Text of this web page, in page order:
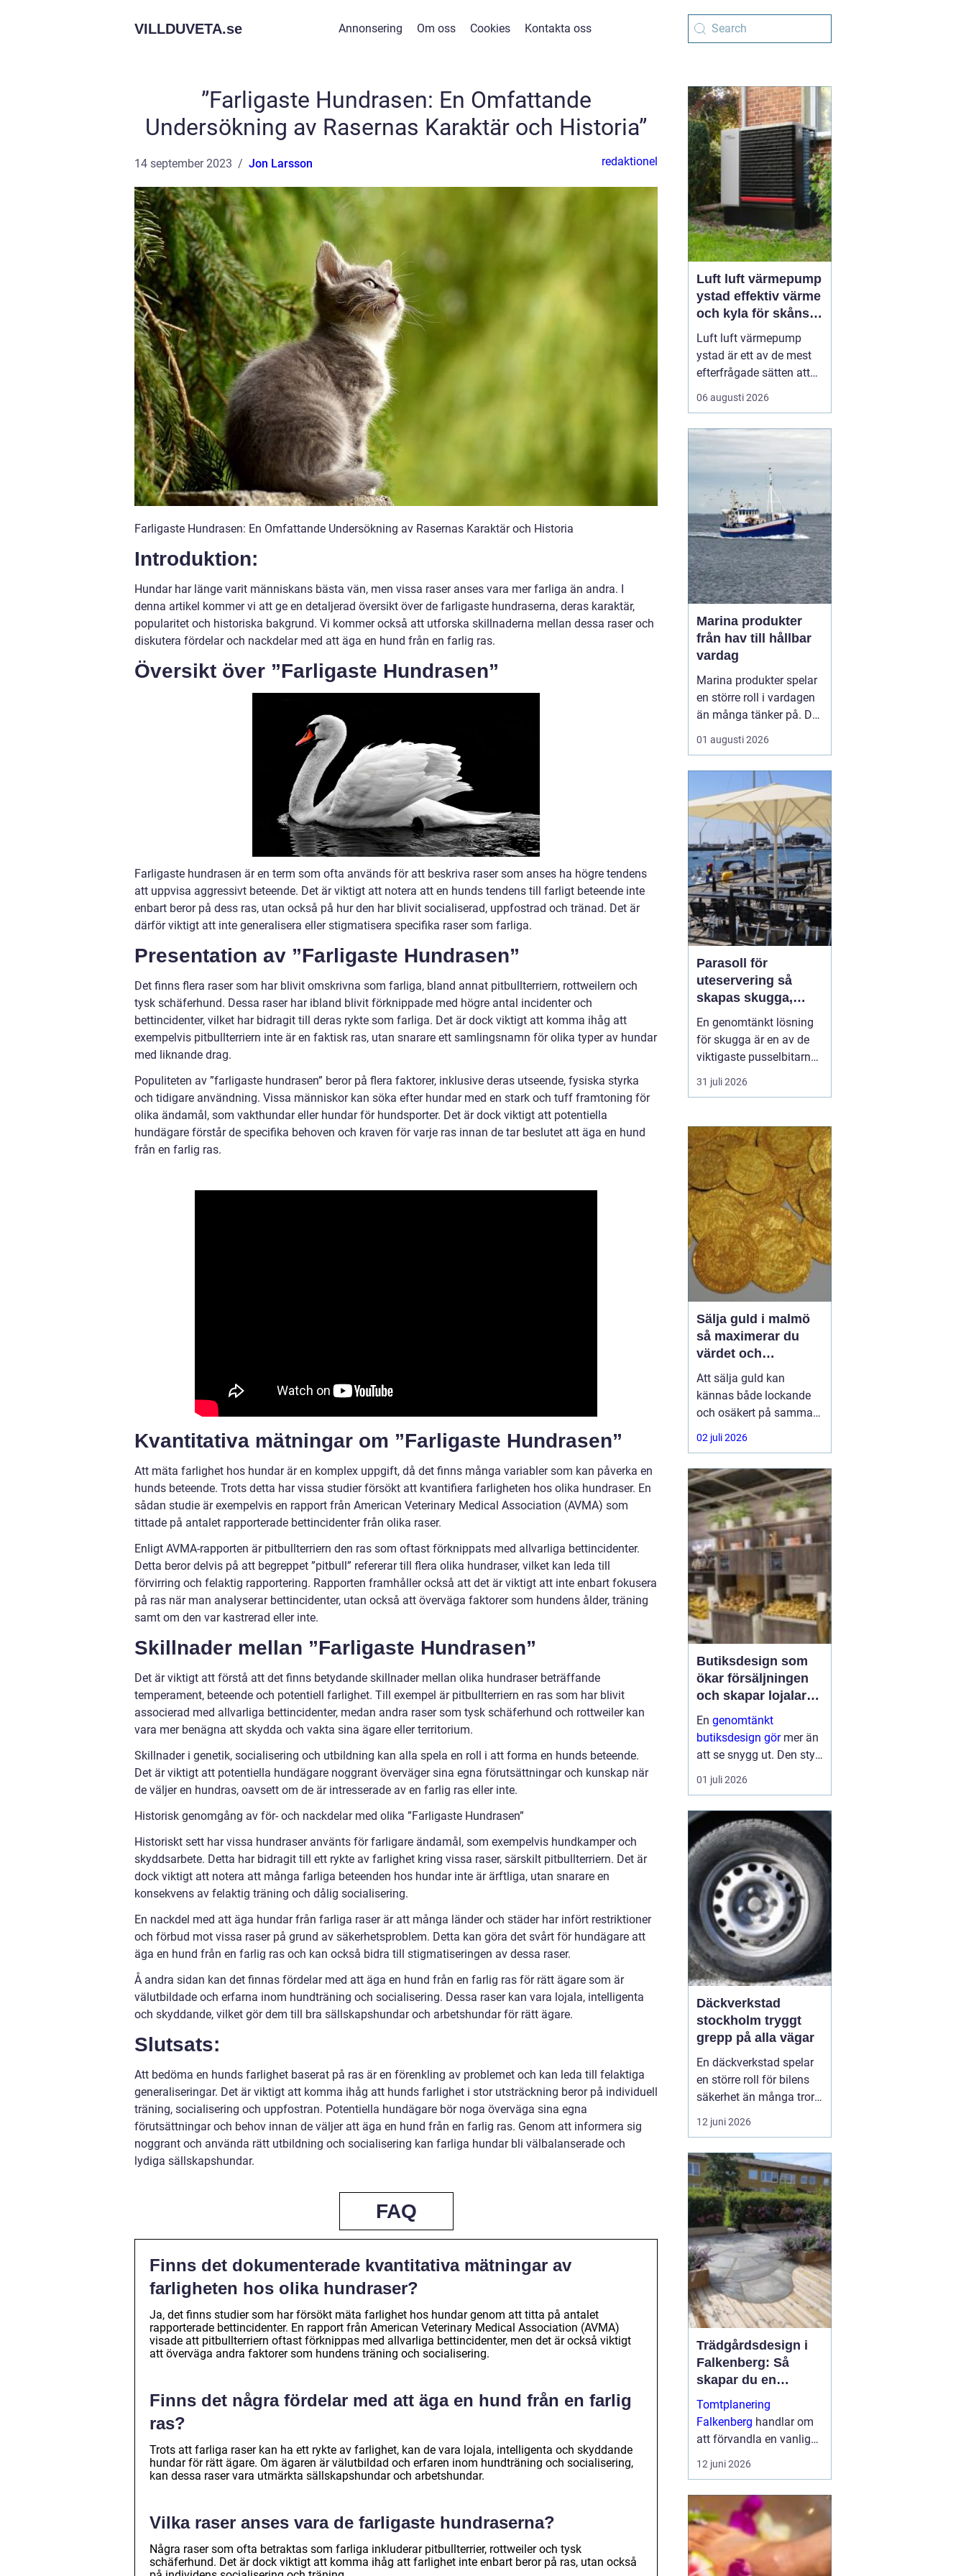
VILLDUVETA.se Annonsering Om oss Cookies Kontakta oss
”Farligaste Hundrasen: En Omfattande
Undersökning av Rasernas Karaktär och Historia”
14 september 2023 Jon Larsson redaktionel
Farligaste Hundrasen: En Omfattande Undersökning av Rasernas Karaktär och Historia
Introduktion:
Hundar har länge varit människans bästa vän, men vissa raser anses vara mer farliga än andra. I
denna artikel kommer vi att ge en detaljerad översikt över de farligaste hundraserna, deras karaktär,
popularitet och historiska bakgrund. Vi kommer också att utforska skillnaderna mellan dessa raser och
diskutera fördelar och nackdelar med att äga en hund från en farlig ras.
Översikt över ”Farligaste Hundrasen”
Farligaste hundrasen är en term som ofta används för att beskriva raser som anses ha högre tendens
att uppvisa aggressivt beteende. Det är viktigt att notera att en hunds tendens till farligt beteende inte
enbart beror på dess ras, utan också på hur den har blivit socialiserad, uppfostrad och tränad. Det är
därför viktigt att inte generalisera eller stigmatisera specifika raser som farliga.
Presentation av ”Farligaste Hundrasen”
Det finns flera raser som har blivit omskrivna som farliga, bland annat pitbullterriern, rottweilern och
tysk schäferhund. Dessa raser har ibland blivit förknippade med högre antal incidenter och
bettincidenter, vilket har bidragit till deras rykte som farliga. Det är dock viktigt att komma ihåg att
exempelvis pitbullterriern inte är en faktisk ras, utan snarare ett samlingsnamn för olika typer av hundar
med liknande drag.
Populiteten av ”farligaste hundrasen” beror på flera faktorer, inklusive deras utseende, fysiska styrka
och tidigare användning. Vissa människor kan söka efter hundar med en stark och tuff framtoning för
olika ändamål, som vakthundar eller hundar för hundsporter. Det är dock viktigt att potentiella
hundägare förstår de specifika behoven och kraven för varje ras innan de tar beslutet att äga en hund
från en farlig ras.
Kvantitativa mätningar om ”Farligaste Hundrasen”
Att mäta farlighet hos hundar är en komplex uppgift, då det finns många variabler som kan påverka en
hunds beteende. Trots detta har vissa studier försökt att kvantifiera farligheten hos olika hundraser. En
sådan studie är exempelvis en rapport från American Veterinary Medical Association (AVMA) som
tittade på antalet rapporterade bettincidenter från olika raser.
Enligt AVMA-rapporten är pitbullterriern den ras som oftast förknippats med allvarliga bettincidenter.
Detta beror delvis på att begreppet ”pitbull” refererar till flera olika hundraser, vilket kan leda till
förvirring och felaktig rapportering. Rapporten framhåller också att det är viktigt att inte enbart fokusera
på ras när man analyserar bettincidenter, utan också att överväga faktorer som hundens ålder, träning
samt om den var kastrerad eller inte.
Skillnader mellan ”Farligaste Hundrasen”
Det är viktigt att förstå att det finns betydande skillnader mellan olika hundraser beträffande
temperament, beteende och potentiell farlighet. Till exempel är pitbullterriern en ras som har blivit
associerad med allvarliga bettincidenter, medan andra raser som tysk schäferhund och rottweiler kan
vara mer benägna att skydda och vakta sina ägare eller territorium.
Skillnader i genetik, socialisering och utbildning kan alla spela en roll i att forma en hunds beteende.
Det är viktigt att potentiella hundägare noggrant överväger sina egna förutsättningar och kunskap när
de väljer en hundras, oavsett om de är intresserade av en farlig ras eller inte.
Historisk genomgång av för- och nackdelar med olika ”Farligaste Hundrasen”
Historiskt sett har vissa hundraser använts för farligare ändamål, som exempelvis hundkamper och
skyddsarbete. Detta har bidragit till ett rykte av farlighet kring vissa raser, särskilt pitbullterriern. Det är
dock viktigt att notera att många farliga beteenden hos hundar inte är ärftliga, utan snarare en
konsekvens av felaktig träning och dålig socialisering.
En nackdel med att äga hundar från farliga raser är att många länder och städer har infört restriktioner
och förbud mot vissa raser på grund av säkerhetsproblem. Detta kan göra det svårt för hundägare att
äga en hund från en farlig ras och kan också bidra till stigmatiseringen av dessa raser.
Å andra sidan kan det finnas fördelar med att äga en hund från en farlig ras för rätt ägare som är
välutbildade och erfarna inom hundträning och socialisering. Dessa raser kan vara lojala, intelligenta
och skyddande, vilket gör dem till bra sällskapshundar och arbetshundar för rätt ägare.
Slutsats:
Att bedöma en hunds farlighet baserat på ras är en förenkling av problemet och kan leda till felaktiga
generaliseringar. Det är viktigt att komma ihåg att hunds farlighet i stor utsträckning beror på individuell
träning, socialisering och uppfostran. Potentiella hundägare bör noga överväga sina egna
förutsättningar och behov innan de väljer att äga en hund från en farlig ras. Genom att informera sig
noggrant och använda rätt utbildning och socialisering kan farliga hundar bli välbalanserade och
lydiga sällskapshundar.
FAQ
Finns det dokumenterade kvantitativa mätningar av
farligheten hos olika hundraser?
Ja, det finns studier som har försökt mäta farlighet hos hundar genom att titta på antalet
rapporterade bettincidenter. En rapport från American Veterinary Medical Association (AVMA)
visade att pitbullterriern oftast förknippas med allvarliga bettincidenter, men det är också viktigt
att överväga andra faktorer som hundens träning och socialisering.
Finns det några fördelar med att äga en hund från en farlig
ras?
Trots att farliga raser kan ha ett rykte av farlighet, kan de vara lojala, intelligenta och skyddande
hundar för rätt ägare. Om ägaren är välutbildad och erfaren inom hundträning och socialisering,
kan dessa raser vara utmärkta sällskapshundar och arbetshundar.
Vilka raser anses vara de farligaste hundraserna?
Några raser som ofta betraktas som farliga inkluderar pitbullterrier, rottweiler och tysk
schäferhund. Det är dock viktigt att komma ihåg att farlighet inte enbart beror på ras, utan också
Luft luft värmepump
ystad effektiv värme
och kyla för skånskt
kustklimat
Luft luft värmepump
ystad är ett av de mest
efterfrågade sätten att
skapa ett behagligt
inomhusklimat i ett
husägare längs kusten
söker en lösning som
klarar fuktiga höstar,
blåsiga vintrar och
varma sommardagar
utan att...
06 augusti 2026
Marina produkter
från hav till hållbar
vardag
Marina produkter spelar
en större roll i vardagen
än många tänker på. De
syns inte bara på
tallriken som fisk och
hudvård, kosttillskott,
textilier och till och med
som byggmaterial. När
fler vill leva mer hållbart
hamnar havet...
01 augusti 2026
Parasoll för
uteservering så
skapas skugga,
komfort och
lönsamma platser
En genomtänkt lösning
för skugga är en av de
viktigaste pusselbitarna
på en uteservering. Rätt
parasoller gör
attraktiva, förlänger
säsongen och skyddar
både gäster och möbler.
Samtidigt påverkar de
upplevelsen av
varumärket och hur...
31 juli 2026
Sälja guld i malmö
så maximerar du
värdet och
tryggheten
Att sälja guld kan
kännas både lockande
och osäkert på samma
gång. Många har ärvda
smycken, gamla
eller trasiga kedjor som
bara ligger i en låda.
Frågan blir då: hur gör
man en trygg, enkel och
lönsam affär när man
vill
02 juli 2026
Butiksdesign som
ökar försäljningen
och skapar lojalare
kunder
En genomtänkt
butiksdesign görmer än
att se snygg ut. Den styr
kundens väg genom
lokalen, påverkar vilka
korgen och avgör hur
ofta kunden kommer
tillbaka. När hyllor,
fruktbord, brödsk...
01 juli 2026
Däckverkstad
stockholm tryggt
grepp på alla vägar
En däckverkstad spelar
en större roll för bilens
säkerhet än många tror.
Rätt däck, korrekt
montering och noggrann
för bromssträcka,
bränsleförbrukning och
körkomfort. I en stad
som Stockholm, med
skiftande väder, trånga
gato...
12 juni 2026
Trädgårdsdesign i
Falkenberg: Så
skapar du en
genomtänkt
trädgård som håller
över tid
Tomtplanering
Falkenberg handlar om
att förvandla en vanlig
tomt till en funktionell,
vacker och långsiktigt
...
12 juni 2026